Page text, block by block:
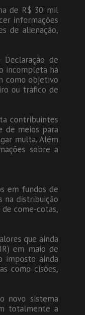
de R$ 30 mil
informações
de alienação,
de
incompleta há
como objetivo
ou tráfico de
contribuintes
de meios para
multa. Além
sobre a
em fundos de
na distribuição
come-cotas,
que ainda
em maio de
imposto ainda
como cisões,
novo sistema
totalmente a